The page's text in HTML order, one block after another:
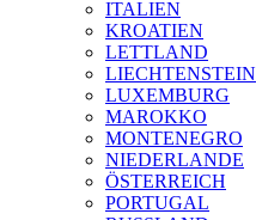
ITALIEN
KROATIEN
LETTLAND
LIECHTENSTEIN
LUXEMBURG
MAROKKO
MONTENEGRO
NIEDERLANDE
ÖSTERREICH
PORTUGAL